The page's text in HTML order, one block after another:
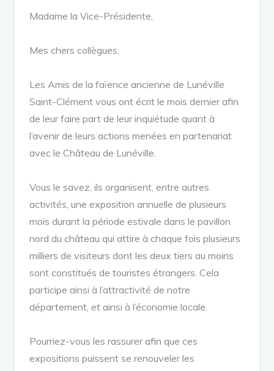
Madame la Vice-Présidente,
Mes chers collègues,
Les Amis de la faïence ancienne de Lunéville
Saint-Clément vous ont écrit le mois dernier afin
de leur faire part de leur inquiétude quant à
l’avenir de leurs actions menées en partenariat
avec le Château de Lunéville.
Vous le savez, ils organisent, entre autres
activités, une exposition annuelle de plusieurs
mois durant la période estivale dans le pavillon
nord du château qui attire à chaque fois plusieurs
milliers de visiteurs dont les deux tiers au moins
sont constitués de touristes étrangers. Cela
participe ainsi à l’attractivité de notre
département, et ainsi à l’économie locale.
Pourriez-vous les rassurer afin que ces
expositions puissent se renouveler les